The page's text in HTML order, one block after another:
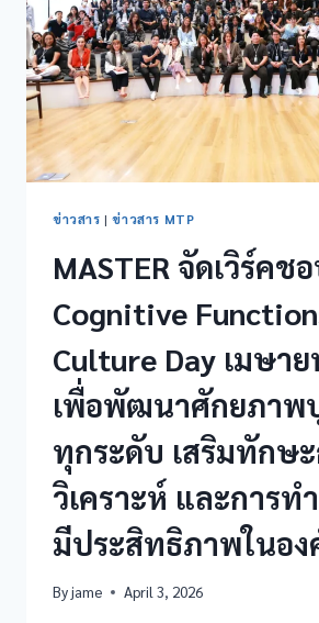
ข่าวสาร |ข่าวสาร MTP
MASTER จัดเวิร์คช
Cognitive
Culture Day เมษา
เพื่อพัฒนาศักยภาพ
ทุกระดับ เสริมทักษ
วิเคราะห์ และการท
มีประสิทธิภาพในอง
Byjame April 3, 2026